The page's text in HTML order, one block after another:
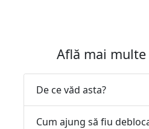
Află mai
De ce văd asta?
Cum ajung să fiu